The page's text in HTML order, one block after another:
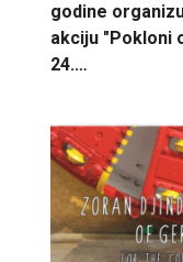
godine
akciju "Pokloni
24.…